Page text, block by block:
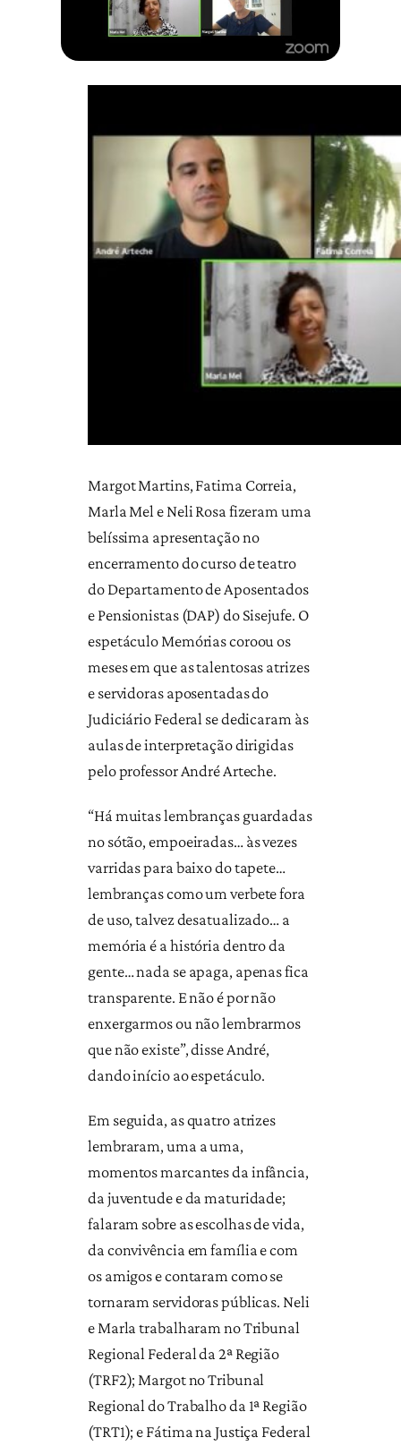
Margot Martins, Fatima Correia,
Marla Mel e Neli Rosa fizeram uma
belíssima apresentação no
encerramento do curso de teatro
do Departamento de Aposentados
e Pensionistas (DAP) do Sisejufe. O
espetáculo Memórias coroou os
meses em que as talentosas atrizes
e servidoras aposentadas do
Judiciário Federal se dedicaram às
aulas de interpretação dirigidas
pelo professor André Arteche.
“Há muitas lembranças guardadas
no sótão, empoeiradas… às vezes
varridas para baixo do tapete…
lembranças como um verbete fora
de uso, talvez desatualizado… a
memória é a história dentro da
gente… nada se apaga, apenas fica
transparente. E não é por não
enxergarmos ou não lembrarmos
que não existe”, disse André,
dando início ao espetáculo.
Em seguida, as quatro atrizes
lembraram, uma a uma,
momentos marcantes da infância,
da juventude e da maturidade;
falaram sobre as escolhas de vida,
da convivência em família e com
os amigos e contaram como se
tornaram servidoras públicas. Neli
e Marla trabalharam no Tribunal
Regional Federal da 2ª Região
(TRF2); Margot no Tribunal
Regional do Trabalho da 1ª Região
(TRT1); e Fátima na Justiça Federal